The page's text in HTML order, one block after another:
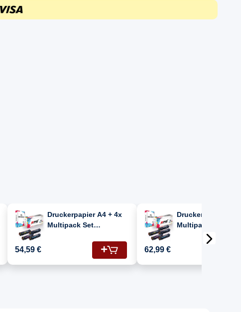
Druckerpapier A4 + 4x
Multipack Set
Laserjet CP 2125 NF
(304A/CC531A, CC533A,
CC532A, CC530A) Toner
54,59 €
Druckerpapier A4
Multipack Set
Kompatibel für
Laserjet CP 2125
CC532A, CC530A)
62,99 €